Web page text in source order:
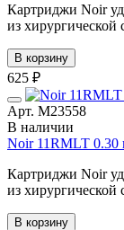
Картриджи Noir
из хирургической
В корзину
625 ₽
Арт. М23558
В наличии
Noir 11RMLT 0.30
Картриджи Noir
из хирургической
В корзину